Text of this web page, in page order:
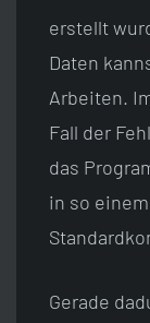
erstellt
Daten
Arbeiten.
Fall der
das
in so
Gerade